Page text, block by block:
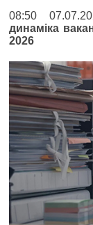
08:50
динаміка
2026